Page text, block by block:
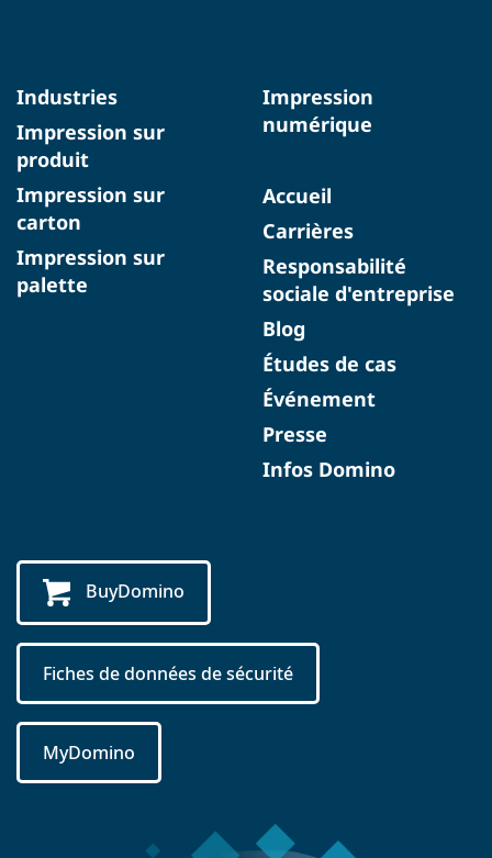
Industries
Impression sur
produit
Impression sur
carton
Impression sur
palette
Impression
numérique
Accueil
Carrières
Responsabilité
sociale d'entreprise
Blog
Études de cas
Événement
Presse
Infos Domino
BuyDomino
Fiches de données de sécurité
MyDomino